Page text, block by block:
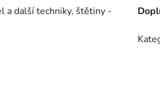
a další techniky, štětiny -